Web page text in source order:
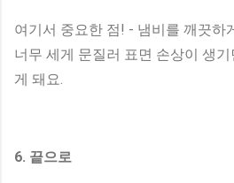
여기서 중요한 점! - 냄비를 깨끗하
너무 세게 문질러 표면 손상이 생
게 돼요.
6. 끝으로